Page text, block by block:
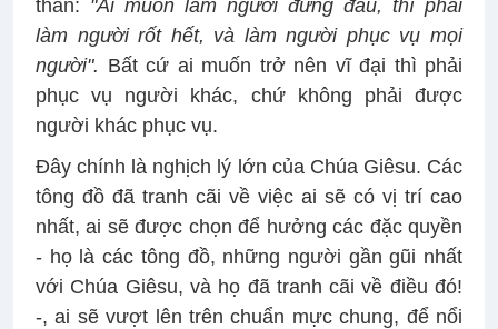
thắn: "Ai muốn làm người đứng đầu, thì phải
làm người rốt hết, và làm người phục vụ mọi
người". Bất cứ ai muốn trở nên vĩ đại thì phải
phục vụ người khác, chứ không phải được
người khác phục vụ.
Đây chính là nghịch lý lớn của Chúa Giêsu. Các
tông đồ đã tranh cãi về việc ai sẽ có vị trí cao
nhất, ai sẽ được chọn để hưởng các đặc quyền
- họ là các tông đồ, những người gần gũi nhất
với Chúa Giêsu, và họ đã tranh cãi về điều đó!
-, ai sẽ vượt lên trên chuẩn mực chung, để nổi